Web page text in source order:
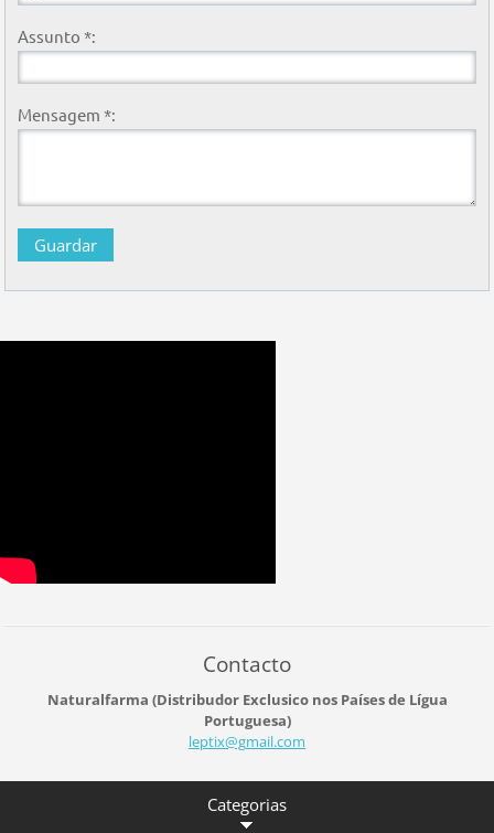
Assunto *:
Mensagem *:
Contacto
Naturalfarma (Distribudor Exclusico nos Países de Lígua
Portuguesa)
leptix@gmail.com
Categorias